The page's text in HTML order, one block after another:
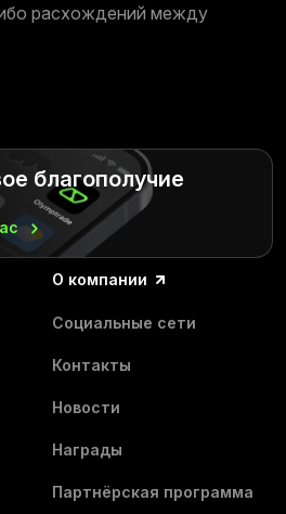
расхождений между
благополучие
О компании
Социальные сети
Контакты
Новости
Награды
Партнёрская программа